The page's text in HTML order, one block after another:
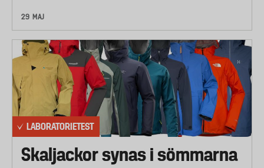
29 MAJ
LABORATORIETEST
Skaljackor synas i sömmarna